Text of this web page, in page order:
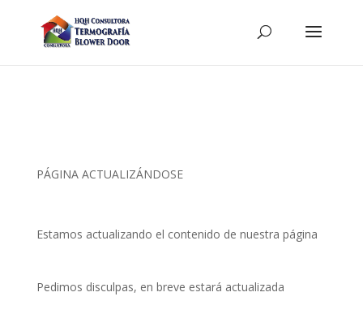
PÁGINA ACTUALIZÁNDOSE
Estamos actualizando el contenido de nuestra página
Pedimos disculpas, en breve estará actualizada